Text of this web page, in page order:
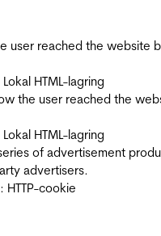
user reached the website
Lokal HTML-lagring
the user reached the
Lokal HTML-lagring
of advertisement
advertisers.
: HTTP-cookie